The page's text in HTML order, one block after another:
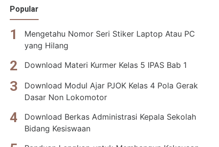
Popular
Mengetahu Nomor Seri Stiker Laptop Atau PC
yang Hilang
Download Materi Kurmer Kelas 5 IPAS Bab 1
Download Modul Ajar PJOK Kelas 4 Pola Gerak
Dasar Non Lokomotor
Download Berkas Administrasi Kepala Sekolah
Bidang Kesiswaan